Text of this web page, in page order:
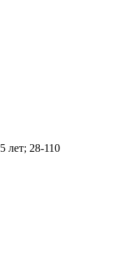
5 лет; 28-110